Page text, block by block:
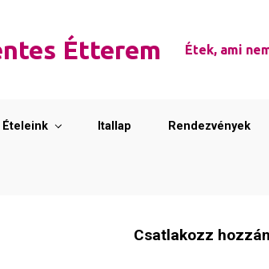
Étterem Étek, ami
Ételeink Itallap Rendezvények
Csatlakozz